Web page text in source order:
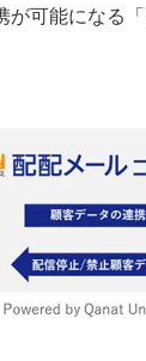
可能になる